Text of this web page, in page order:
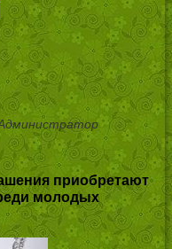
приобретают
молодых